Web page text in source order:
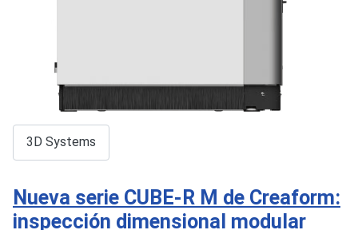
3D Systems
Nueva serie CUBE-R M de Creaform:
inspección dimensional modular